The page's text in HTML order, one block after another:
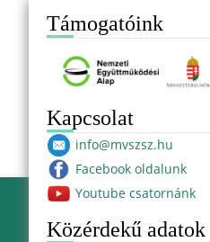
Támogatóink
Kapcsolat
info@mvszsz.hu
Facebook oldalunk
Youtube csatornánk
Közérdekű adatok